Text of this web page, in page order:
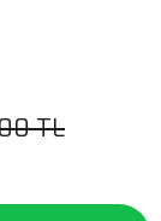
TL